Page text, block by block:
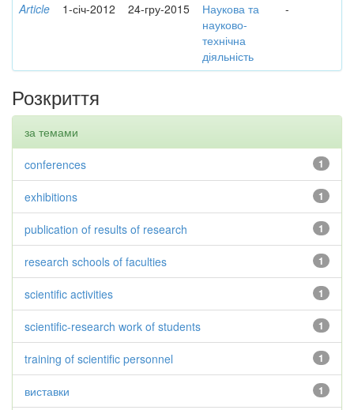
Article 1-січ-2012 24-гру-2015
Наукова та
науково-
технічна
діяльність
-
Розкриття
за темами
1
conferences
1
exhibitions
1
publication of results of research
1
research schools of faculties
1
scientific activities
1
scientific-research work of students
1
training of scientific personnel
1
виставки